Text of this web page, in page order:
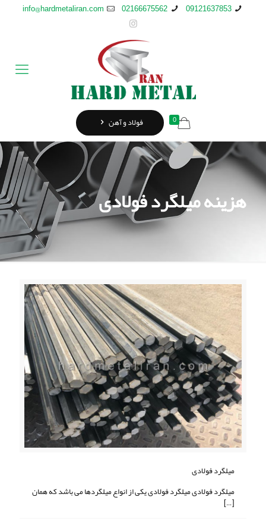
09121637853
02166675562
info@hardmetaliran.com
0 فولاد و آهن
هزینه میلگرد فولادی
میلگرد فولادی
میلگرد فولادی میلگرد فولادی یکی از انواع میلگردها می باشد که همان
[…]